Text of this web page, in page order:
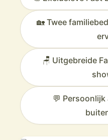
🏡 Twee
🪑 Uitgebreide
💬